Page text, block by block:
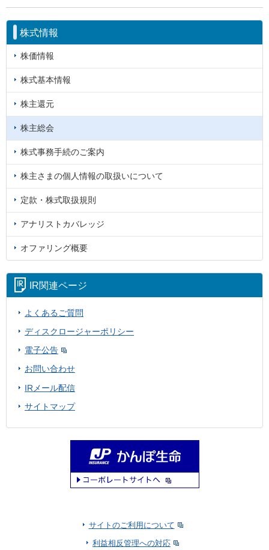
株式情報
株価情報
株式基本情報
株主還元
株主総会
株式事務手続のご案内
株主さまの個人情報の取扱いについて
定款・株式取扱規則
アナリストカバレッジ
オファリング概要
IR関連ページ
よくあるご質問
ディスクロージャーポリシー
電子公告
お問い合わせ
IRメール配信
サイトマップ
サイトのご利用について
利益相反管理への対応